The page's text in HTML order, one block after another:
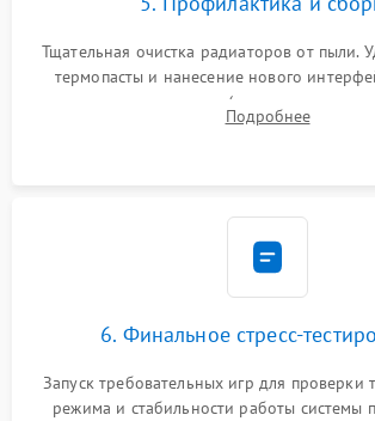
Тщательная очистка радиаторов от пыли.
термопасты и нанесение нового
теплопроводностью (или жидкого
термопрокладок. Аккуратная сборка
Подробнее
6. Финальное стресс-
Запуск требовательных игр для проверки
режима и стабильности работы системы